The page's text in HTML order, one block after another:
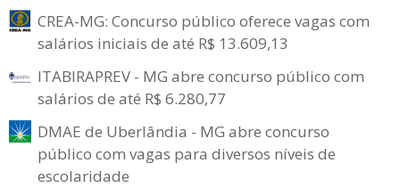
CREA-MG: Concurso público oferece vagas com
salários iniciais de até R$ 13.609,13
ITABIRAPREV - MG abre concurso público com
salários de até R$ 6.280,77
DMAE de Uberlândia - MG abre concurso
público com vagas para diversos níveis de
escolaridade